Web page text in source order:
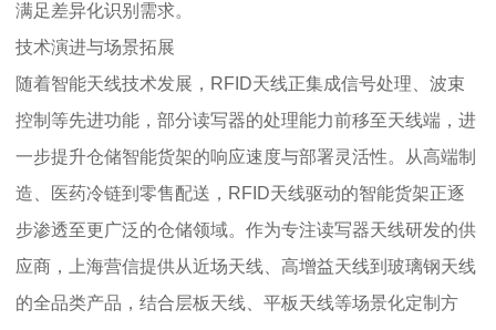
满足差异化识别需求。
技术演进与场景拓展
随着智能天线技术发展，RFID天线正集成信号处理、波束
控制等先进功能，部分读写器的处理能力前移至天线端，进
一步提升仓储智能货架的响应速度与部署灵活性。从高端制
造、医药冷链到零售配送，RFID天线驱动的智能货架正逐
步渗透至更广泛的仓储领域。作为专注读写器天线研发的供
应商，上海营信提供从近场天线、高增益天线到玻璃钢天线
的全品类产品，结合层板天线、平板天线等场景化定制方